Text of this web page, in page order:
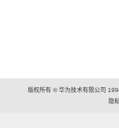
版权所有 © 华为技术有限公司
隐